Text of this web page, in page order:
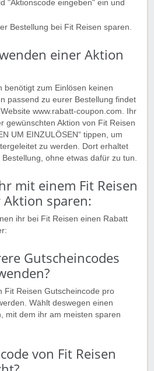
"Aktionscode eingeben" ein und
Bestellung bei Fit Reisen sparen.
einer Aktion
benötigt zum Einlösen keinen
passend zu eurer Bestellung findet
www.rabatt-coupon.com. Ihr
gewünschten Aktion von Fit Reisen
UM EINZULÖSEN“ tippen, um
zu werden. Dort erhaltet
ohne etwas dafür zu tun.
mit einem Fit Reisen
sparen:
ihr bei Fit Reisen einen Rabatt
Gutscheincodes
Fit Reisen Gutscheincode pro
Wählt deswegen einen
mit dem ihr am meisten sparen
von Fit Reisen